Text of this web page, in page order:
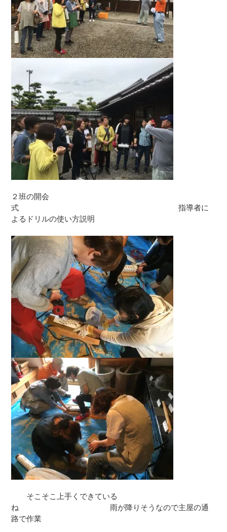
２班の開会
式 指導者に
よるドリルの使い方説明
そこそこ上手くできている
ね 雨が降りそうなので主屋の通
路で作業